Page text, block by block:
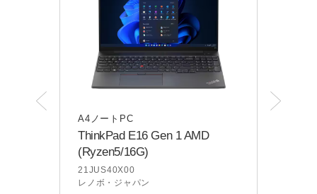
A4ノートPC
ThinkPad E16 Gen 1 AMD
(Ryzen5/16G)
21JUS40X00
レノボ・ジャパン